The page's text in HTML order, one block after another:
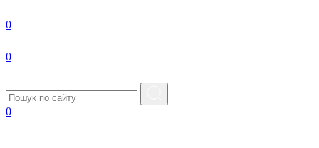
0
0
0